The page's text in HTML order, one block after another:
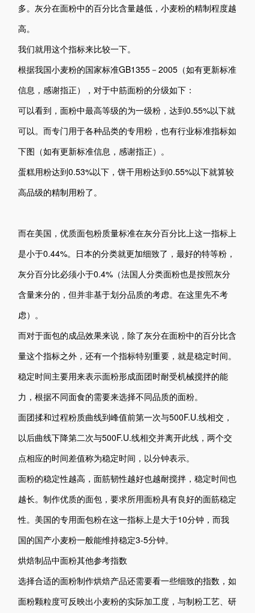
多。灰分在面粉中的百分比含量越低，小麦粉的精制程度越
高。
我们就用这个指标来比较一下。
根据我国小麦粉的国家标准GB1355－2005（如有更新标准
信息，感谢指正），对于中筋面粉的分级如下：
可以看到，面粉中最高等级的为一级粉，达到0.55%以下就
可以。而专门用于各种品类的专用粉，也有行业标准指标如
下图（如有更新标准信息，感谢指正）。
蛋糕用粉达到0.53%以下，饼干用粉达到0.55%以下就算较
高品级的精制用粉了。
而在美国，优质面包粉质量标准在灰分百分比上这一指标上
是小于0.44%。日本的分类就更加细致了，最好的特等粉，
灰分百分比必须小于0.4%（法国人分类面粉也是按照灰分
含量来分的，但并非基于划分品质的考虑。在这里先不考
虑）。
而对于面包的成品效果来说，除了灰分在面粉中的百分比含
量这个指标之外，还有一个指标特别重要，就是稳定时间。
稳定时间主要用来表示面粉形成面团时耐受机械搅拌的能
力，根据不同面食的需要来选择不同品质的面粉。
面团揉和过程粉质曲线到峰值前第一次与500F.U.线相交，
以后曲线下降第二次与500F.U.线相交并离开此线，两个交
点相应的时间差值称为稳定时间，以分钟表示。
面粉的稳定性越高，面筋韧性越好也越耐搅拌，稳定时间也
越长。制作优质的面包，要求所用面粉具有良好的面筋稳定
性。美国的专用面包粉在这一指标上是大于10分钟，而我
国的国产小麦粉一般能维持稳定3-5分钟。
烘焙制品中面粉其他参考指数
选择合适的面粉制作烘焙产品还需要看一些细致的指数，如
面粉颗粒度可反映出小麦粉的实际加工度，与制粉工艺、研